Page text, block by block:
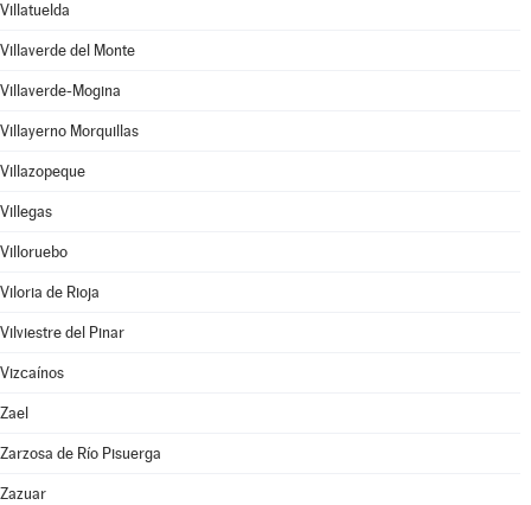
Villatuelda
Villaverde del Monte
Villaverde-Mogina
Villayerno Morquillas
Villazopeque
Villegas
Villoruebo
Viloria de Rioja
Vilviestre del Pinar
Vizcaínos
Zael
Zarzosa de Río Pisuerga
Zazuar